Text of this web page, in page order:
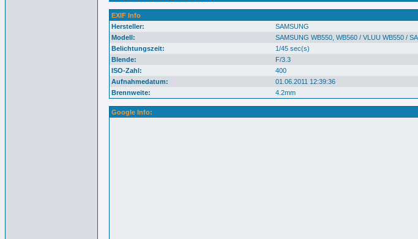
EXIF Info
Hersteller:
SAMSUNG
Modell:
SAMSUNG WB550, WB560 / VLUU WB550 /
Belichtungszeit:
1/45 sec(s)
Blende:
F/3.3
ISO-Zahl:
400
Aufnahmedatum:
01.06.2011 12:39:36
Brennweite:
4.2mm
Google Info: